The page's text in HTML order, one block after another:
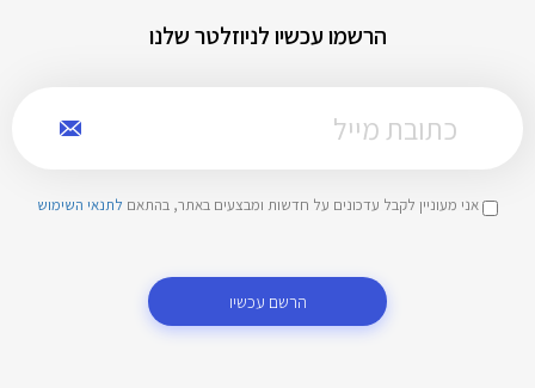
הרשמו עכשיו לניוזלטר שלנו
אני מעוניין לקבל עדכונים על חדשות ומבצעים באתר, בהתאם לתנאי השימוש
הרשם עכשיו